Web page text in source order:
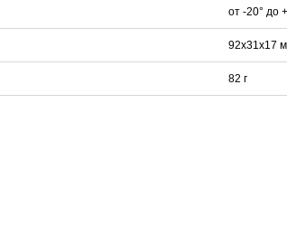
от -20° до
92х31х17
82 г